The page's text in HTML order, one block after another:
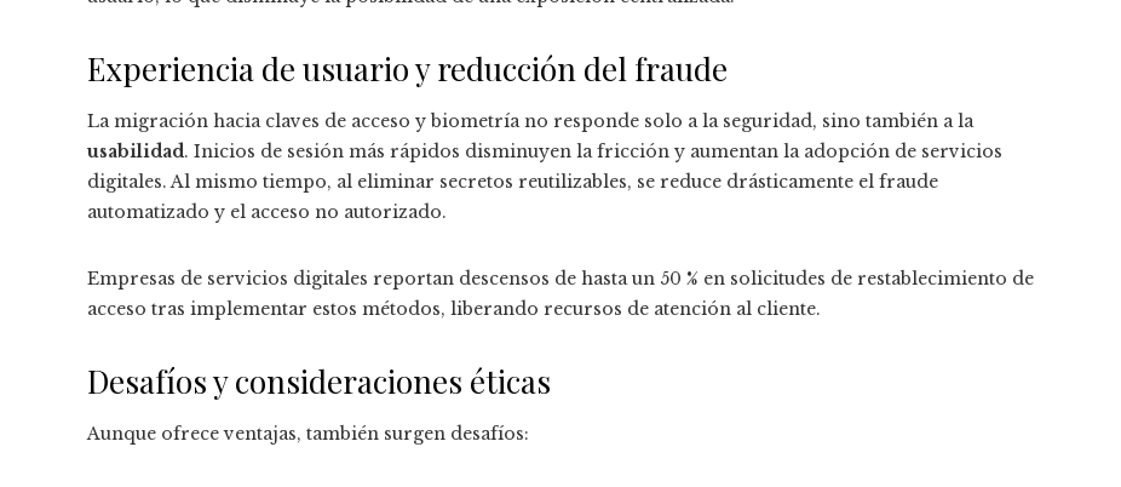
Experiencia de usuario y reducción del fraude
La migración hacia claves de acceso y biometría no responde solo a la seguridad, sino también a la
usabilidad. Inicios de sesión más rápidos disminuyen la fricción y aumentan la adopción de servicios
digitales. Al mismo tiempo, al eliminar secretos reutilizables, se reduce drásticamente el fraude
automatizado y el acceso no autorizado.
Empresas de servicios digitales reportan descensos de hasta un 50 % en solicitudes de restablecimiento de
acceso tras implementar estos métodos, liberando recursos de atención al cliente.
Desafíos y consideraciones éticas
Aunque ofrece ventajas, también surgen desafíos: